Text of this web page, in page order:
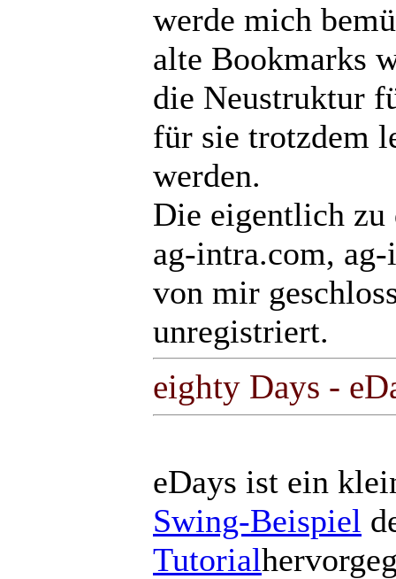
werde mich
alte Bookmarks
die Neustruktur
für sie trotzdem
werden.
Die eigentlich zu
ag-intra.com,
von mir
unregistriert.
eighty Days -
eDays ist ein
Swing-Beispiel
Tutorial